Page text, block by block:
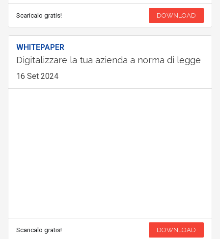
Scaricalo gratis! DOWNLOAD
WHITEPAPER
Digitalizzare la tua azienda a norma di legge
16 Set 2024
Scaricalo gratis! DOWNLOAD